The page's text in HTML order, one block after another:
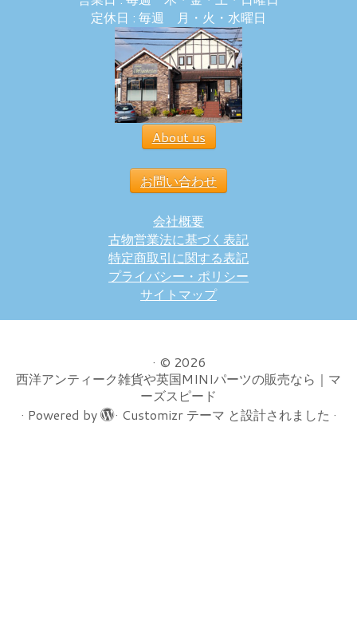
定休日 : 毎週 月・火・水曜日
About us
お問い合わせ
会社概要
古物営業法に基づく表記
特定商取引に関する表記
プライバシー・ポリシー
サイトマップ
· © 2026
西洋アンティーク雑貨や英国MINIパーツの販売なら｜マ
ーズスピード
· Powered by · Customizr テーマ と設計されました ·